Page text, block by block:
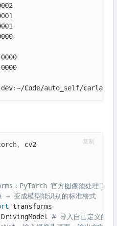
Code/auto_self/
,
PyTorch 官方图像预处理工具
→ 变成模型能识别的标准格式
DrivingModel # 导入自己定义的自
复制